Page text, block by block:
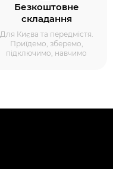
Безкоштовне
складання
Для Києва та передмістя.
Приїдемо, зберемо,
підключимо, навчимо